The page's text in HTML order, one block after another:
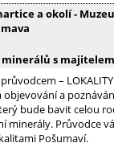
a okolí -
s
–
objevování a
bude bavit celou
minerály. Průvodce
Pošumaví.